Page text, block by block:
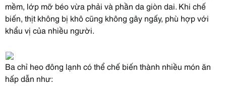
mềm, lớp mỡ béo vừa phải và phần da giòn dai. Khi chế
biến, thịt không bị khô cũng không gây ngấy, phù hợp với
khẩu vị của nhiều người.
Ba chỉ heo đông lạnh có thể chế biến thành nhiều món ăn
hấp dẫn như: